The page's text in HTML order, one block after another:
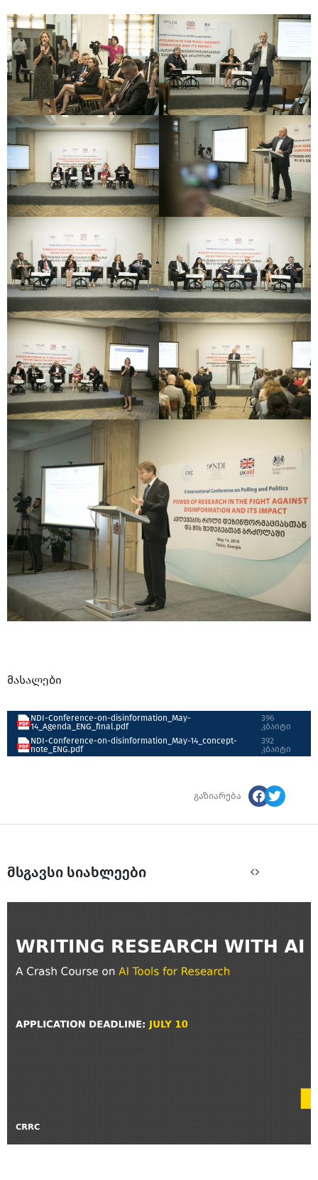
მასალები
NDI-Conference-on-disinformation_May-
14_Agenda_ENG_final.pdf
396
კბაიტი
NDI-Conference-on-disinformation_May-14_concept-
note_ENG.pdf
392
კბაიტი
გაზიარება
მსგავსი სიახლეები